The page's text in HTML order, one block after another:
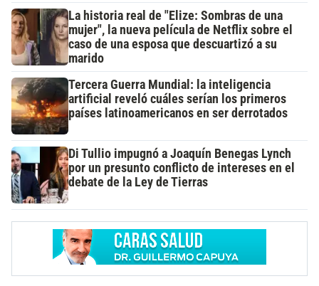
La historia real de "Elize: Sombras de una
mujer", la nueva película de Netflix sobre el
caso de una esposa que descuartizó a su
marido
Tercera Guerra Mundial: la inteligencia
artificial reveló cuáles serían los primeros
países latinoamericanos en ser derrotados
Di Tullio impugnó a Joaquín Benegas Lynch
por un presunto conflicto de intereses en el
debate de la Ley de Tierras